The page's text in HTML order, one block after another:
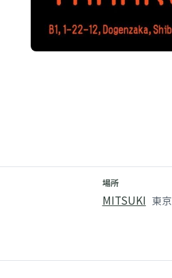
場所
MITSUKI 東京